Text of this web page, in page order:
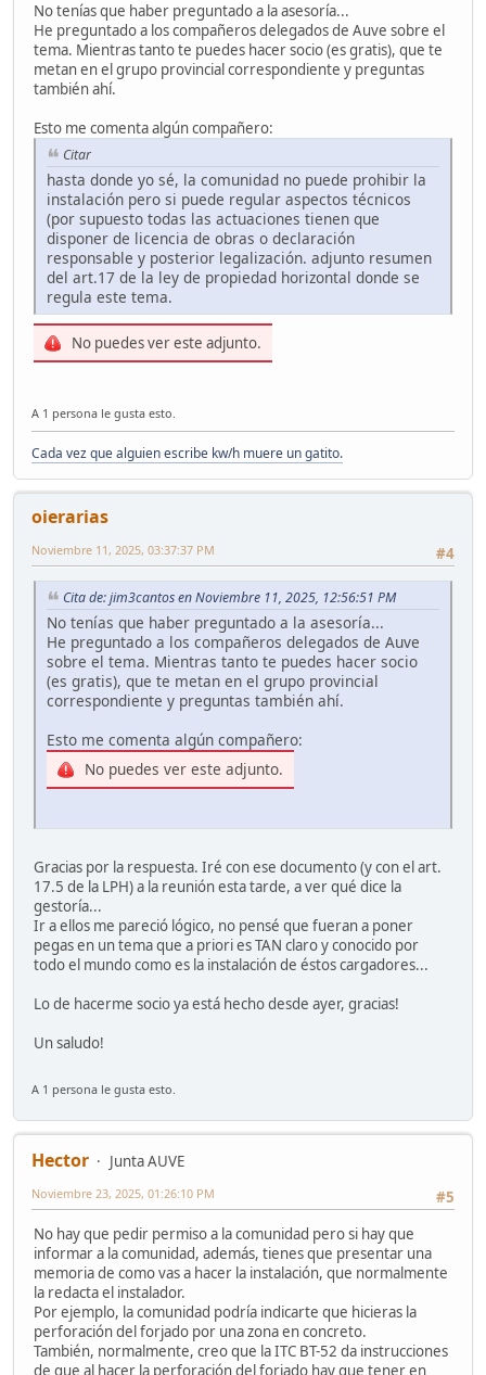
No tenías que haber preguntado a la asesoría...
He preguntado a los compañeros delegados de Auve sobre el
tema. Mientras tanto te puedes hacer socio (es gratis), que te
metan en el grupo provincial correspondiente y preguntas
también ahí.
Esto me comenta algún compañero:
Citar
hasta donde yo sé, la comunidad no puede prohibir la
instalación pero si puede regular aspectos técnicos
(por supuesto todas las actuaciones tienen que
disponer de licencia de obras o declaración
responsable y posterior legalización. adjunto resumen
del art.17 de la ley de propiedad horizontal donde se
regula este tema.
No puedes ver este adjunto.
A 1 persona le gusta esto.
Cada vez que alguien escribe kw/h muere un gatito.
oierarias
#4
Noviembre 11, 2025, 03:37:37 PM
Cita de: jim3cantos en Noviembre 11, 2025, 12:56:51 PM
No tenías que haber preguntado a la asesoría...
He preguntado a los compañeros delegados de Auve
sobre el tema. Mientras tanto te puedes hacer socio
(es gratis), que te metan en el grupo provincial
correspondiente y preguntas también ahí.
Esto me comenta algún compañero:
No puedes ver este adjunto.
Gracias por la respuesta. Iré con ese documento (y con el art.
17.5 de la LPH) a la reunión esta tarde, a ver qué dice la
gestoría...
Ir a ellos me pareció lógico, no pensé que fueran a poner
pegas en un tema que a priori es TAN claro y conocido por
todo el mundo como es la instalación de éstos cargadores...
Lo de hacerme socio ya está hecho desde ayer, gracias!
Un saludo!
A 1 persona le gusta esto.
Hector
Junta AUVE
#5
Noviembre 23, 2025, 01:26:10 PM
No hay que pedir permiso a la comunidad pero si hay que
informar a la comunidad, además, tienes que presentar una
memoria de como vas a hacer la instalación, que normalmente
la redacta el instalador.
Por ejemplo, la comunidad podría indicarte que hicieras la
perforación del forjado por una zona en concreto.
También, normalmente, creo que la ITC BT-52 da instrucciones
de que al hacer la perforación del forjado hay que tener en